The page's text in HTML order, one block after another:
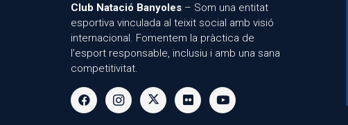
Club Natació Banyoles – Som una entitat
esportiva vinculada al teixit social amb visió
internacional. Fomentem la pràctica de
l’esport responsable, inclusiu i amb una sana
competitivitat.